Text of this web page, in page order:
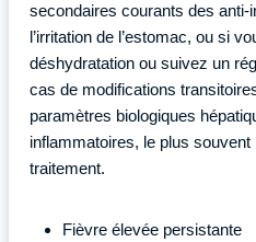
secondaires courants des
l’irritation de l’estomac, ou si
déshydratation ou suivez un
cas de modifications
paramètres biologiques
inflammatoires, le plus souvent
traitement.
Fièvre élevée persistante